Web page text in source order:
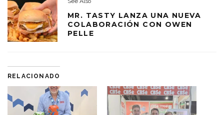
MR. TASTY LANZA UNA NUEVA
COLABORACIÓN CON OWEN
PELLE
RELACIONADO